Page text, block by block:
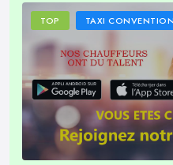
TOP TAXI